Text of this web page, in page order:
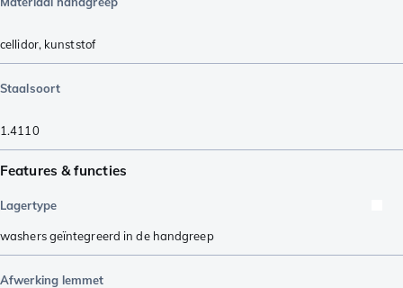
cellidor, kunststof
Staalsoort
1.4110
Features & functies
Lagertype
washers geïntegreerd in de handgreep
Afwerking lemmet